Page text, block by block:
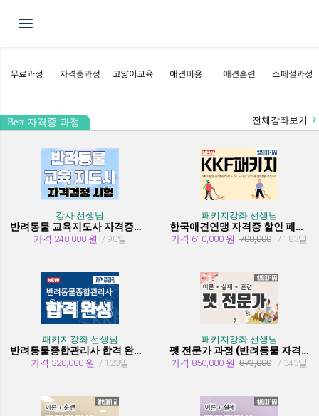
Toggle navigation
Best 자격증 과정 전체강좌보기
강사 선생님
반려동물 교육지도사 자격증과정
가격 240,000 원 / 90일
패키지강좌 선생님
한국애견연맹 자격증 할인 패키지 과정 (종합관리사 + 행동교정사)
가격 610,000 원 700,000 / 183일
패키지강좌 선생님
반려동물종합관리사 합격 완성 패키지
가격 320,000 원 / 123일
패키지강좌 선생님
펫 전문가 과정 (반려동물 자격증 취득과정)
가격 850,000 원 873,000 / 343일